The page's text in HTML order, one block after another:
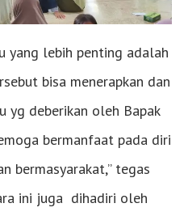
yang lebih penting adalah
bisa menerapkan dan
yg deberikan oleh Bapak
bermanfaat pada diri
bermasyarakat,” tegas
ini juga dihadiri oleh